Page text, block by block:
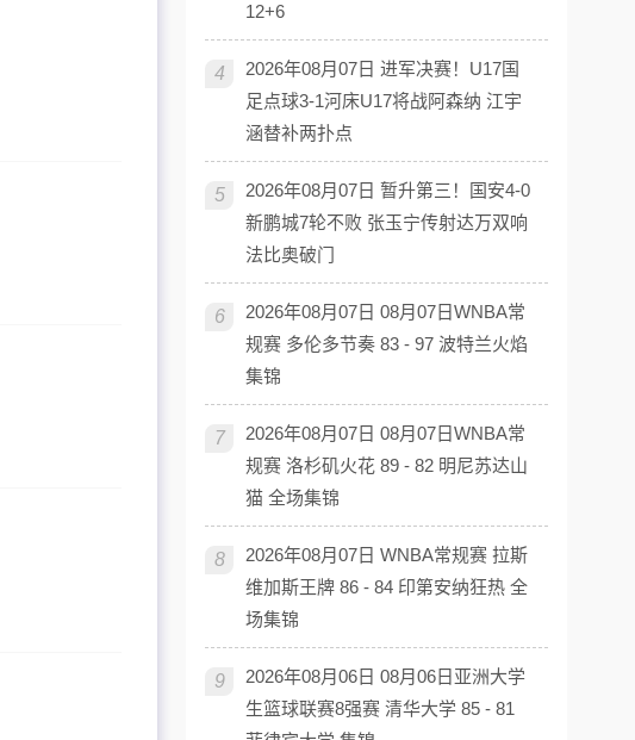
12+6
4
2026年08月07日 进军决赛！U17国
足点球3-1河床U17将战阿森纳 江宇
涵替补两扑点
5
2026年08月07日 暂升第三！国安4-0
新鹏城7轮不败 张玉宁传射达万双响
法比奥破门
6
2026年08月07日 08月07日WNBA常
规赛 多伦多节奏 83 - 97 波特兰火焰
集锦
7
2026年08月07日 08月07日WNBA常
规赛 洛杉矶火花 89 - 82 明尼苏达山
猫 全场集锦
8
2026年08月07日 WNBA常规赛 拉斯
维加斯王牌 86 - 84 印第安纳狂热 全
场集锦
9
2026年08月06日 08月06日亚洲大学
生篮球联赛8强赛 清华大学 85 - 81